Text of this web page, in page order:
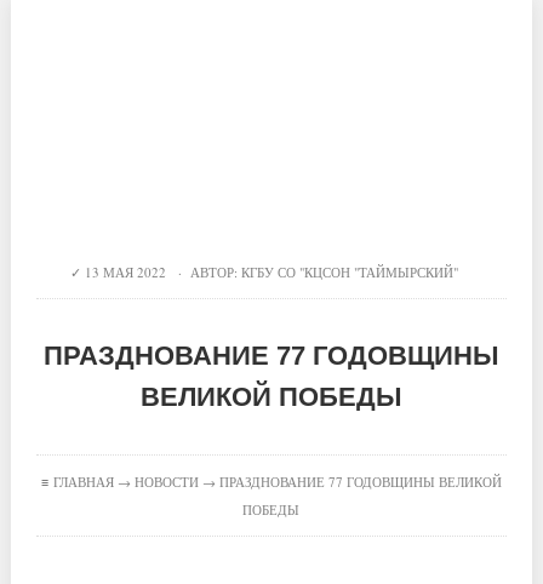
13 МАЯ 2022 · АВТОР:КГБУ СО "КЦСОН "ТАЙМЫРСКИЙ"
ПРАЗДНОВАНИЕ 77 ГОДОВЩИНЫ
ВЕЛИКОЙ ПОБЕДЫ
≡ ГЛАВНАЯ→ НОВОСТИ→ ПРАЗДНОВАНИЕ 77 ГОДОВЩИНЫ ВЕЛИКОЙ
ПОБЕДЫ